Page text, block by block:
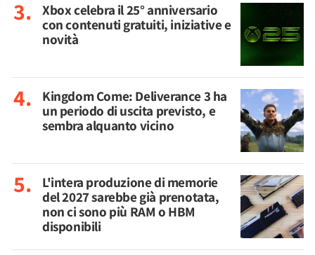
Xbox celebra il 25° anniversario
con contenuti gratuiti, iniziative e
novità
Kingdom Come: Deliverance 3 ha
un periodo di uscita previsto, e
sembra alquanto vicino
L'intera produzione di memorie
del 2027 sarebbe già prenotata,
non ci sono più RAM o HBM
disponibili